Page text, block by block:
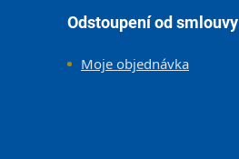
Odstoupení od smlouvy
Moje objednávka